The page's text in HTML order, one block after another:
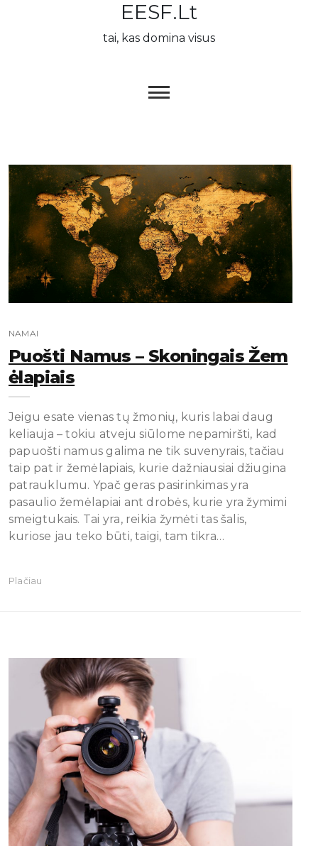
EESF.lt
tai, kas domina visus
NAMAI
Puošti Namus – Skoningais Žem
Ėlapiais
Jeigu esate vienas tų žmonių, kuris labai daug
keliauja – tokiu atveju siūlome nepamiršti, kad
papuošti namus galima ne tik suvenyrais, tačiau
taip pat ir žemėlapiais, kurie dažniausiai džiugina
patrauklumu. Ypač geras pasirinkimas yra
pasaulio žemėlapiai ant drobės, kurie yra žymimi
smeigtukais. Tai yra, reikia žymėti tas šalis,
kuriose jau teko būti, taigi, tam tikra…
Plačiau